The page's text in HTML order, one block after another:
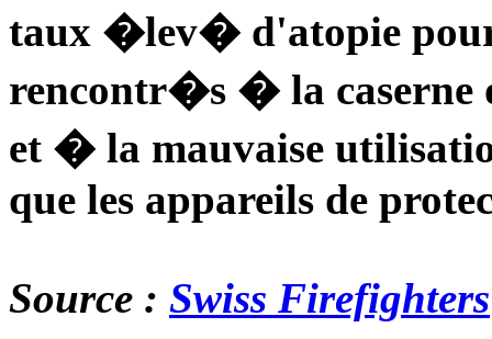
taux �lev� d'atopie
rencontr�s � la caserne
et � la mauvaise
que les appareils de
Source : Swiss Firefighters